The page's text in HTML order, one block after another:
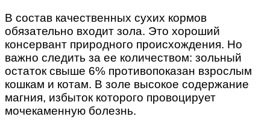
В состав качественных сухих кормов
обязательно входит зола. Это хороший
консервант природного происхождения. Но
важно следить за ее количеством: зольный
остаток свыше 6% противопоказан взрослым
кошкам и котам. В золе высокое содержание
магния, избыток которого провоцирует
мочекаменную болезнь.